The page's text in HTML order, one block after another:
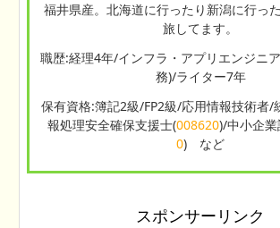
福井県産。北海道に行ったり新潟に行っ
旅してます。
職歴:経理4年/インフラ・アプリエンジニ
務)/ライター7年
保有資格:簿記2級/FP2級/応用情報技術者/
報処理安全確保支援士(008620)/中小企業
0) など
スポンサーリンク